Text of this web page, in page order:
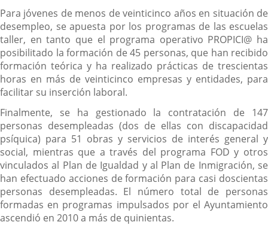
Para jóvenes de menos de veinticinco años en situación de
desempleo, se apuesta por los programas de las escuelas
taller, en tanto que el programa operativo PROPICI@ ha
posibilitado la formación de 45 personas, que han recibido
formación teórica y ha realizado prácticas de trescientas
horas en más de veinticinco empresas y entidades, para
facilitar su inserción laboral.
Finalmente, se ha gestionado la contratación de 147
personas desempleadas (dos de ellas con discapacidad
psíquica) para 51 obras y servicios de interés general y
social, mientras que a través del programa FOD y otros
vinculados al Plan de Igualdad y al Plan de Inmigración, se
han efectuado acciones de formación para casi doscientas
personas desempleadas. El número total de personas
formadas en programas impulsados por el Ayuntamiento
ascendió en 2010 a más de quinientas.